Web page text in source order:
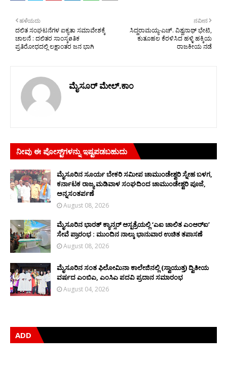
ನವೀನ
ಸಿದ್ದರಾಮಯ್ಯ-ಎಚ್. ವಿಶ್ವನಾಥ್ ಭೇಟಿ,
ಕುತೂಹಲ ಕೆರಳಿಸಿದ ಹಳ್ಳಿ ಹಕ್ಕಿಯ
ರಾಜಕೀಯ ನಡೆ
ಹಳೆಯದು
ದಲಿತ ಸಂಘಟನೆಗಳ ಐಕ್ಯತಾ ಸಮಾವೇಶಕ್ಕೆ
ಚಾಲನೆ : ದಲಿತರ ಸಾಂಸ್ಕøತಿಕ
ಪ್ರತಿರೋಧದಲ್ಲಿ ಲಕ್ಷಾಂತರ ಜನ ಭಾಗಿ
ಮೈಸೂರ್ ಮೇಲ್.ಕಾಂ
ನೀವು ಈ ಪೋಸ್ಟ್‌ಗಳನ್ನು ಇಷ್ಟಪಡಬಹುದು
ಮೈಸೂರಿನ ಸೂರ್ಯ ಬೇಕರಿ ಸಮೀಪ ಚಾಮುಂಡೇಶ್ವರಿ ಸ್ನೇಹ ಬಳಗ,
ಕರ್ನಾಟಕ ರಾಜ್ಯ ಮಡಿವಾಳ ಸಂಘದಿಂದ ಚಾಮುಂಡೇಶ್ವರಿ ಪೂಜೆ,
ಅನ್ನಸಂತರ್ಪಣೆ
August 08, 2026
ಮೈಸೂರಿನ ಭಾರತ್ ಕ್ಯಾನ್ಸರ್ ಆಸ್ಪತ್ರೆಯಲ್ಲಿ ‘ಎಐ ಚಾಲಿತ ಎಂಆರ್‌ಐ’
ಸೇವೆ ಪ್ರಾರಂಭ : ಮುಂದಿನ ನಾಲ್ಕು ಭಾನುವಾರ ಉಚಿತ ತಪಾಸಣೆ
August 08, 2026
ಮೈಸೂರಿನ ಸಂತ ಫಿಲೋಮಿನಾ ಕಾಲೇಜಿನಲ್ಲಿ (ಸ್ವಾಯುತ್ತ) ದ್ವಿತೀಯ
ವರ್ಷದ ಎಂಬಿಎ, ಎಂಸಿಎ ಪದವಿ ಪ್ರದಾನ ಸಮಾರಂಭ
August 04, 2026
ADD